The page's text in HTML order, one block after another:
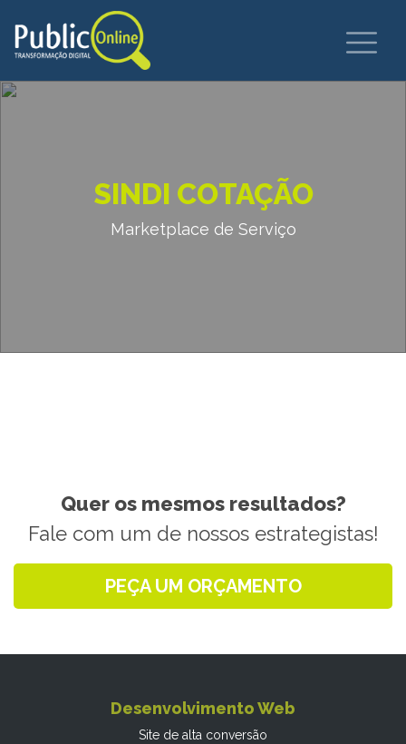
SINDI COTAÇÃO
Marketplace de Serviço
Quer os mesmos resultados?
Fale com um de nossos estrategistas!
PEÇA UM ORÇAMENTO
Desenvolvimento Web
Site de alta conversão